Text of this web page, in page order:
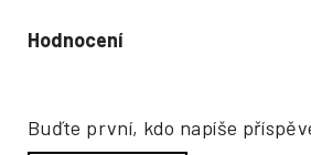
Buďte první, kdo napíše